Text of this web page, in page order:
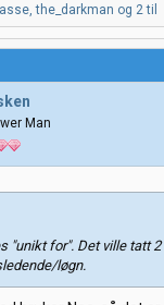
,the_darkman og 2 til
Man
"unikt for". Det ville tatt
løgn.